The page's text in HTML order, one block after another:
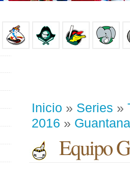
Inicio » Series »
2016 »
Equipo